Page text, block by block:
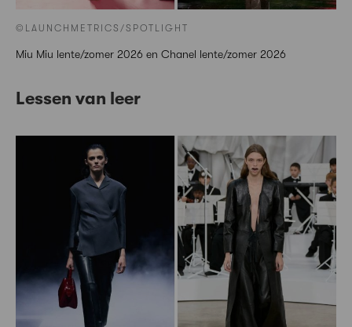
©LAUNCHMETRICS/SPOTLIGHT
Miu Miu lente/zomer 2026 en Chanel lente/zomer 2026
Lessen van leer